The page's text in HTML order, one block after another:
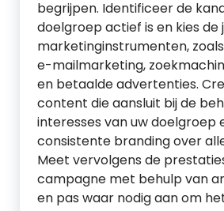
begrijpen. Identificeer de
doelgroep actief is en kies de
marketinginstrumenten,
e-mailmarketing,
en betaalde advertenties.
content die aansluit bij de
interesses van uw doelgroep
consistente branding over
Meet vervolgens de
campagne met behulp van
en pas waar nodig aan om